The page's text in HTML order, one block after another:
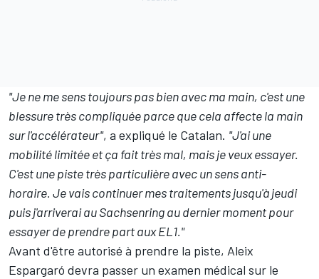
"Je ne me sens toujours pas bien avec ma main, c'est une
blessure très compliquée parce que cela affecte la main
sur l'accélérateur", a expliqué le Catalan. "J'ai une
mobilité limitée et ça fait très mal, mais je veux essayer.
C'est une piste très particulière avec un sens anti-
horaire. Je vais continuer mes traitements jusqu'à jeudi
puis j'arriverai au Sachsenring au dernier moment pour
essayer de prendre part aux EL1."
Avant d'être autorisé à prendre la piste, Aleix
Espargaró devra passer un examen médical sur le